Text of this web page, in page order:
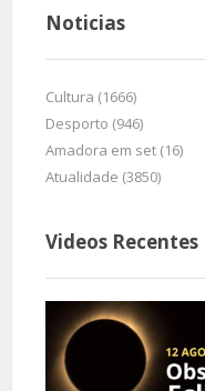
Noticias
Cultura (1666)
Desporto (946)
Amadora em set (16)
Atualidade (3850)
Videos Recentes